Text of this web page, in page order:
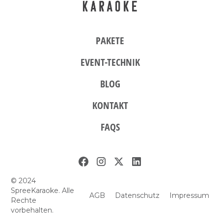
PAKETE
EVENT-TECHNIK
BLOG
KONTAKT
FAQS
© 2024
SpreeKaraoke. Alle
Rechte
vorbehalten.
AGB Datenschutz Impressum